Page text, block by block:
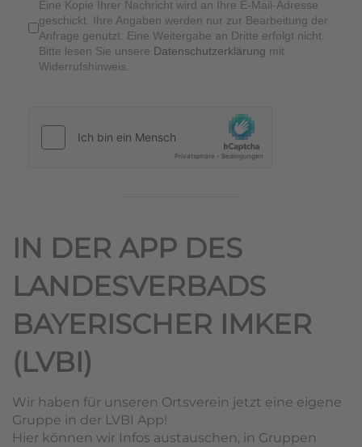
Eine Kopie Ihrer Nachricht wird an Ihre E-Mail-Adresse
geschickt. Ihre Angaben werden nur zur Bearbeitung der
Anfrage genutzt. Eine Weitergabe an Dritte erfolgt nicht.
Bitte lesen Sie unsere Datenschutzerklärung mit
Widerrufshinweis.
IN DER APP DES
LANDESVERBADS
BAYERISCHER IMKER
(LVBI)
Wir haben für unseren Ortsverein jetzt eine eigene
Gruppe in der LVBI App!
Hier können wir Infos austauschen, in Gruppen